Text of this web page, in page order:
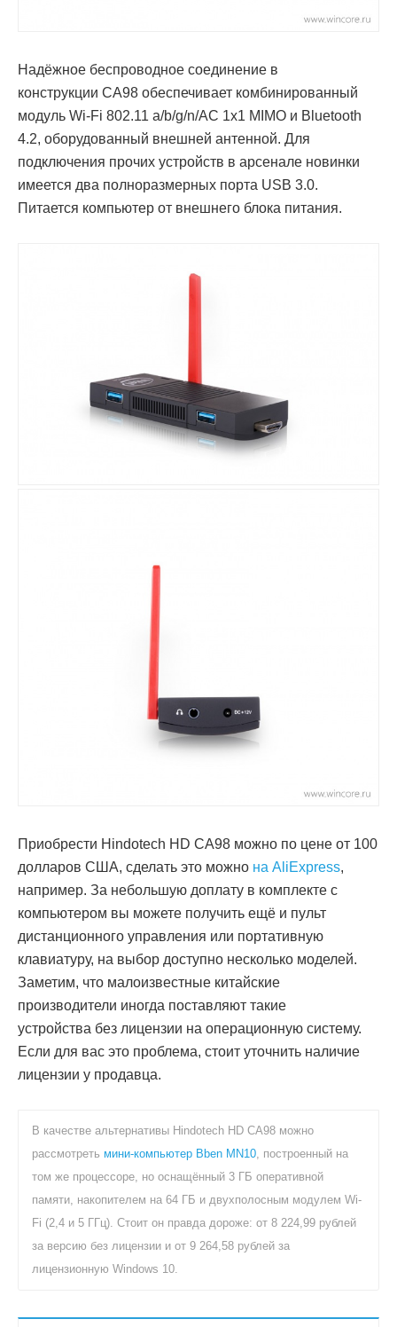
Надёжное беспроводное соединение в
конструкции CA98 обеспечивает комбинированный
модуль Wi-Fi 802.11 a/b/g/n/AC 1x1 MIMO и Bluetooth
4.2, оборудованный внешней антенной. Для
подключения прочих устройств в арсенале новинки
имеется два полноразмерных порта USB 3.0.
Питается компьютер от внешнего блока питания.
Приобрести Hindotech HD CA98 можно по цене от 100
долларов США, сделать это можно на AliExpress,
например. За небольшую доплату в комплекте с
компьютером вы можете получить ещё и пульт
дистанционного управления или портативную
клавиатуру, на выбор доступно несколько моделей.
Заметим, что малоизвестные китайские
производители иногда поставляют такие
устройства без лицензии на операционную систему.
Если для вас это проблема, стоит уточнить наличие
лицензии у продавца.
В качестве альтернативы Hindotech HD CA98 можно
рассмотреть мини-компьютер Bben MN10 , построенный на
том же процессоре, но оснащённый 3 ГБ оперативной
памяти, накопителем на 64 ГБ и двухполосным модулем Wi-
Fi (2,4 и 5 ГГц). Стоит он правда дороже: от 8 224,99 рублей
за версию без лицензии и от 9 264,58 рублей за
лицензионную Windows 10.